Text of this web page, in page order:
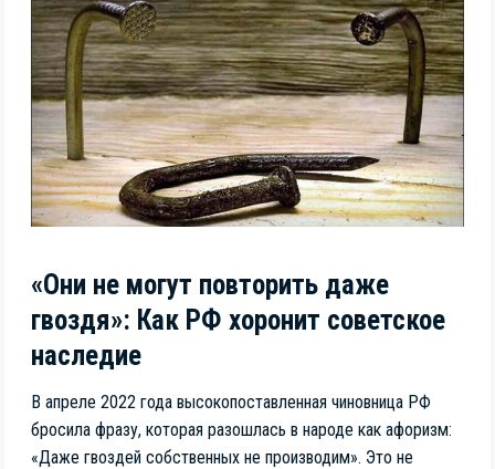
«Они не могут повторить даже
гвоздя»: Как РФ хоронит советское
наследие
В апреле 2022 года высокопоставленная чиновница РФ
бросила фразу, которая разошлась в народе как афоризм:
«Даже гвоздей собственных не производим». Это не